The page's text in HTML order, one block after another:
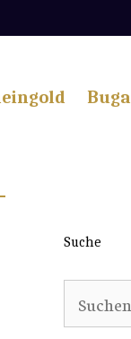
Buga
Suche
Suchen
nach: